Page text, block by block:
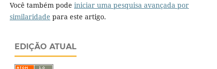
Você também pode iniciar uma pesquisa avançada por
similaridade para este artigo.
EDIÇÃO ATUAL